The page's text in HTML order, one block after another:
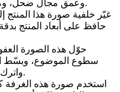
وعمق مجال ضحل، ومظهرًا مصقولًا بأسلوب المجلات.
غيّر خلفية صورة هذا
حافظ على أبعاد المنتج
حوّل هذه الصورة
سطوع الموضوع، وبسّط
واترك مساحة على أحد الجانبين للنص.
استخدم صورة هذه الغرفة